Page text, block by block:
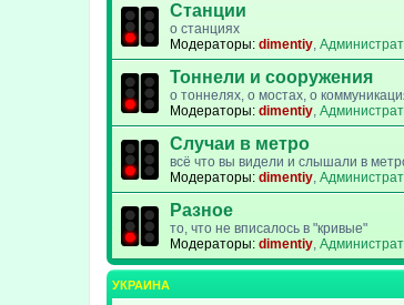
Станции
о станциях
Модераторы: dimentiy,
Тоннели и сооружения
о тоннелях, о мостах, о
Модераторы: dimentiy,
Случаи в метро
всё что вы видели и слышали в
Модераторы: dimentiy,
Разное
то, что не вписалось в "кривые"
Модераторы: dimentiy,
УКРАИНА